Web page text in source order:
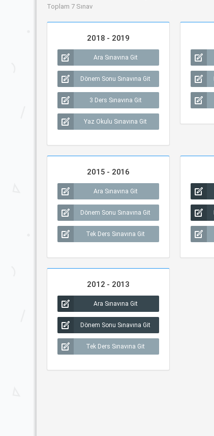
Toplam 7 Sınav
2018 - 2019
Ara Sınavına Git
Dönem Sonu Sınavına Git
3 Ders Sınavına Git
Yaz Okulu Sınavına Git
2015 - 2016
Ara Sınavına Git
Dönem Sonu Sınavına Git
Tek Ders Sınavına Git
2012 - 2013
Ara Sınavına Git
Dönem Sonu Sınavına Git
Tek Ders Sınavına Git